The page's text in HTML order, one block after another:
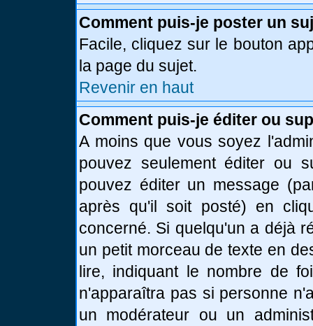
Comment puis-je poster un
Facile, cliquez sur le bouton
la page du sujet.
Revenir en haut
Comment puis-je éditer ou
A moins que vous soyez
pouvez seulement éditer ou
pouvez éditer un message
après qu'il soit posté) en
concerné. Si quelqu'un a déjà
un petit morceau de texte en
lire, indiquant le nombre de
n'apparaîtra pas si personne
un modérateur ou un